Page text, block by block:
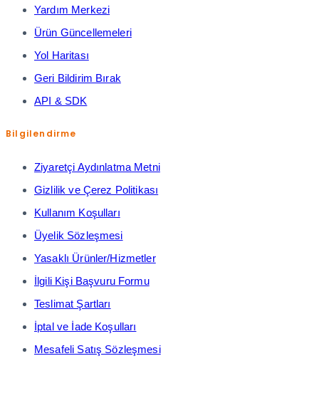
Yardım Merkezi
Ürün Güncellemeleri
Yol Haritası
Geri Bildirim Bırak
API & SDK
Bilgilendirme
Ziyaretçi Aydınlatma Metni
Gizlilik ve Çerez Politikası
Kullanım Koşulları
Üyelik Sözleşmesi
Yasaklı Ürünler/Hizmetler
İlgili Kişi Başvuru Formu
Teslimat Şartları
İptal ve İade Koşulları
Mesafeli Satış Sözleşmesi